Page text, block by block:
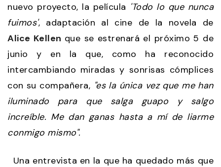
nuevo proyecto, la película 'Todo lo que nunca
fuimos', adaptación al cine de la novela de
Alice Kellen que se estrenará el próximo 5 de
junio y en la que, como ha reconocido
intercambiando miradas y sonrisas cómplices
con su compañera, "es la única vez que me han
iluminado para que salga guapo y salgo
increíble. Me dan ganas hasta a mí de liarme
conmigo mismo".
Una entrevista en la que ha quedado más que